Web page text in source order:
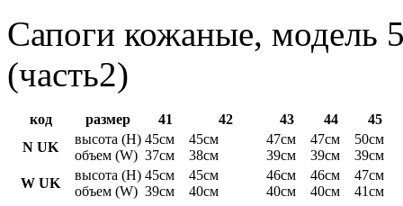
Сапоги кожаные, модель
(часть2)
код размер 41 42 43 44
45
N UK
высота (H)
объем (W)
45см
37см
45см
38см
47см
39см
47см
39см
50см
39см
W UK
высота (H)
объем (W)
45см
39см
45см
40см
46см
40см
46см
40см
47см
41см